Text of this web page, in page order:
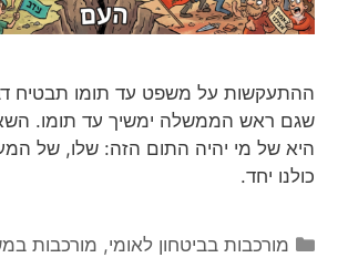
ההתעקשות על משפט עד תומו תבטיח
שגם ראש הממשלה ימשיך עד תומו.
היא של מי יהיה התום הזה: שלו, של
כולנו יחד.
קטגוריות
מורכבות בביטחון לאומי, מורכבות